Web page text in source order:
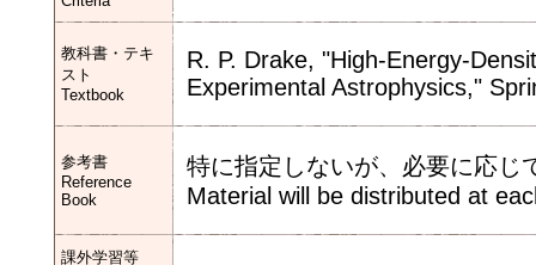
教科書・テキ
スト
Textbook
R. P. Drake, "High-Energy-
Experimental Astrophysics,"
参考書
Reference
Book
特に指定しないが、必要に応じ
Material will be distributed at
課外学習等